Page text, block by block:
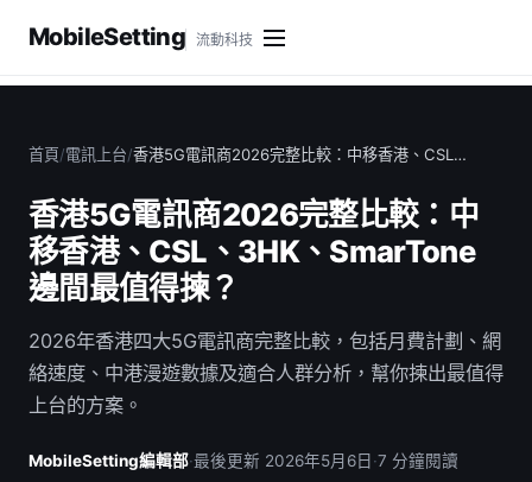
MobileSetting 流動科技
首頁/電訊上台/香港5G電訊商2026完整比較：中移香港、CSL…
香港5G電訊商2026完整比較：中
移香港、CSL、3HK、SmarTone
邊間最值得揀？
2026年香港四大5G電訊商完整比較，包括月費計劃、網
絡速度、中港漫遊數據及適合人群分析，幫你揀出最值得
上台的方案。
MobileSetting編輯部·最後更新 2026年5月6日 ·7 分鐘閱讀